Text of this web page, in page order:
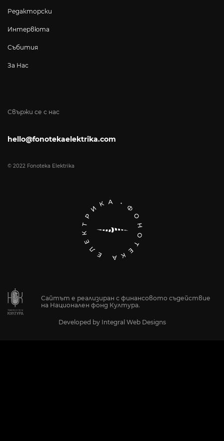
Свържи се с нас
hello@fonotekaelektrika.com
© 2022 Fonoteka Elektrika
Редакторски
Интервюта
Събития
За Нас
Сайтът е реализиран с финансовото съдействие
на Национален фонд Култура.
Developed by Integral Web Designs